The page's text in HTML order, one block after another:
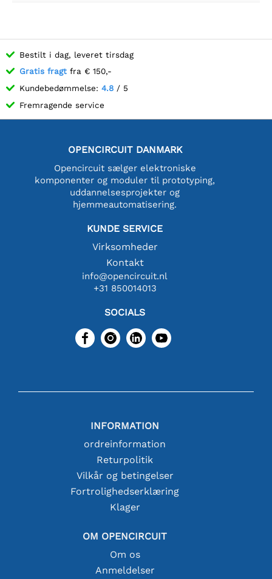
Bestilt i dag, leveret tirsdag
Gratis fragt fra € 150,-
Kundebedømmelse: 4.8 / 5
Fremragende service
OPENCIRCUIT DANMARK
Opencircuit sælger elektroniske
komponenter og moduler til prototyping,
uddannelsesprojekter og
hjemmeautomatisering.
KUNDE SERVICE
Virksomheder
Kontakt
info@opencircuit.nl
+31 850014013
SOCIALS
INFORMATION
ordreinformation
Returpolitik
Vilkår og betingelser
Fortrolighedserklæring
Klager
OM OPENCIRCUIT
Om os
Anmeldelser